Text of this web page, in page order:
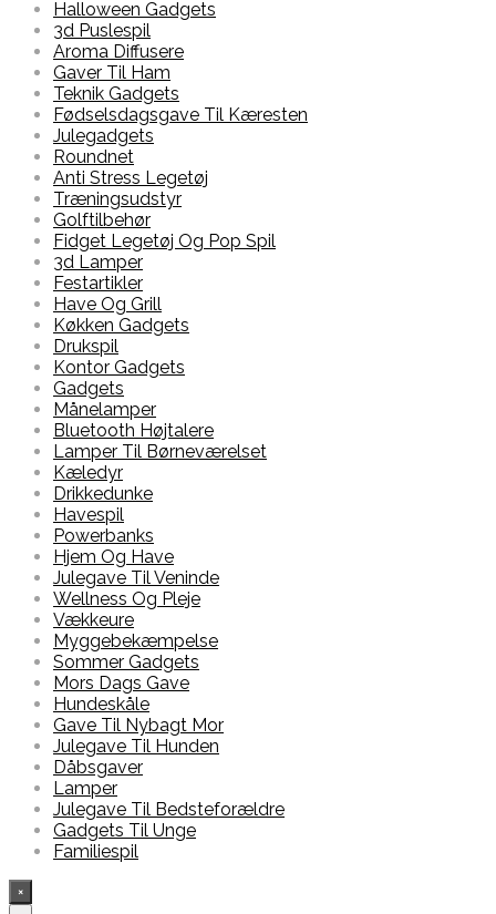
Halloween Gadgets
3d Puslespil
Aroma Diffusere
Gaver Til Ham
Teknik Gadgets
Fødselsdagsgave Til Kæresten
Julegadgets
Roundnet
Anti Stress Legetøj
Træningsudstyr
Golftilbehør
Fidget Legetøj Og Pop Spil
3d Lamper
Festartikler
Have Og Grill
Køkken Gadgets
Drukspil
Kontor Gadgets
Gadgets
Månelamper
Bluetooth Højtalere
Lamper Til Børneværelset
Kæledyr
Drikkedunke
Havespil
Powerbanks
Hjem Og Have
Julegave Til Veninde
Wellness Og Pleje
Vækkeure
Myggebekæmpelse
Sommer Gadgets
Mors Dags Gave
Hundeskåle
Gave Til Nybagt Mor
Julegave Til Hunden
Dåbsgaver
Lamper
Julegave Til Bedsteforældre
Gadgets Til Unge
Familiespil
×